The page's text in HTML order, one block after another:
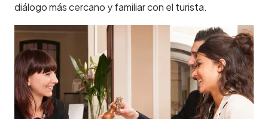
diálogo más cercano y familiar con el turista.